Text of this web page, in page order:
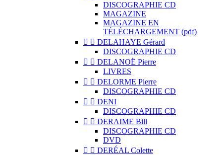
DISCOGRAPHIE CD
MAGAZINE
MAGAZINE EN
TÉLÉCHARGEMENT (pdf)
  DELAHAYE Gérard
DISCOGRAPHIE CD
  DELANOË Pierre
LIVRES
  DELORME Pierre
DISCOGRAPHIE CD
  DENI
DISCOGRAPHIE CD
  DERAIME Bill
DISCOGRAPHIE CD
DVD
  DERÉAL Colette